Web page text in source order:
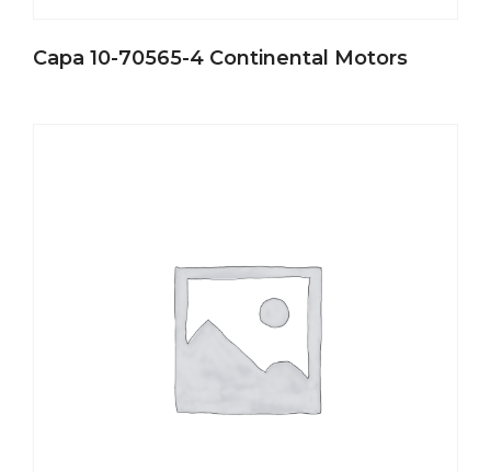
Capa 10-70565-4 Continental Motors